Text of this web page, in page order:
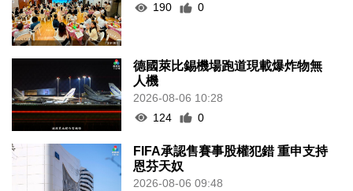
190
0
德國萊比錫機場跑道現載爆炸物無
人機
2026-08-06 10:28
124
0
FIFA承認售賽事股權犯錯 重申支持
恩芬天奴
2026-08-06 09:48